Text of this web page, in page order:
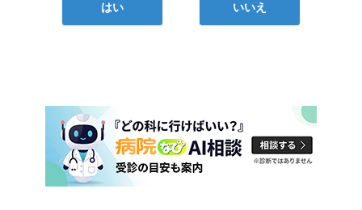
はい いいえ